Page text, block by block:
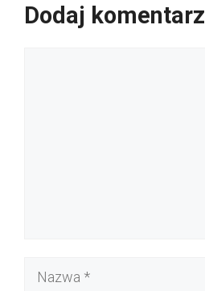
Dodaj komentarz
Nazwa